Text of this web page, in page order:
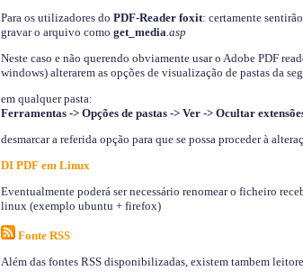
Para os utilizadores do PDF-Reader foxit: certamente
gravar o arquivo como get_media.asp
Neste caso e não querendo obviamente usar o Adobe PDF
windows) alterarem as opções de visualização de pastas da
em qualquer pasta:
Ferramentas -> Opções de pastas -> Ver -> Ocultar
desmarcar a referida opção para que se possa proceder à
DI PDF em Linux
Eventualmente poderá ser necessário renomear o ficheiro
linux (exemplo ubuntu + firefox)
Fonte RSS
Além das fontes RSS disponibilizadas, existem tambem